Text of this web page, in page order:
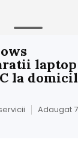
la
Adaugat